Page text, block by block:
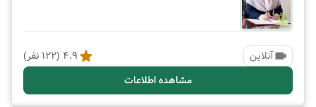
آنلاین 4.9
(
122 نفر)
مشاهده اطلاعات